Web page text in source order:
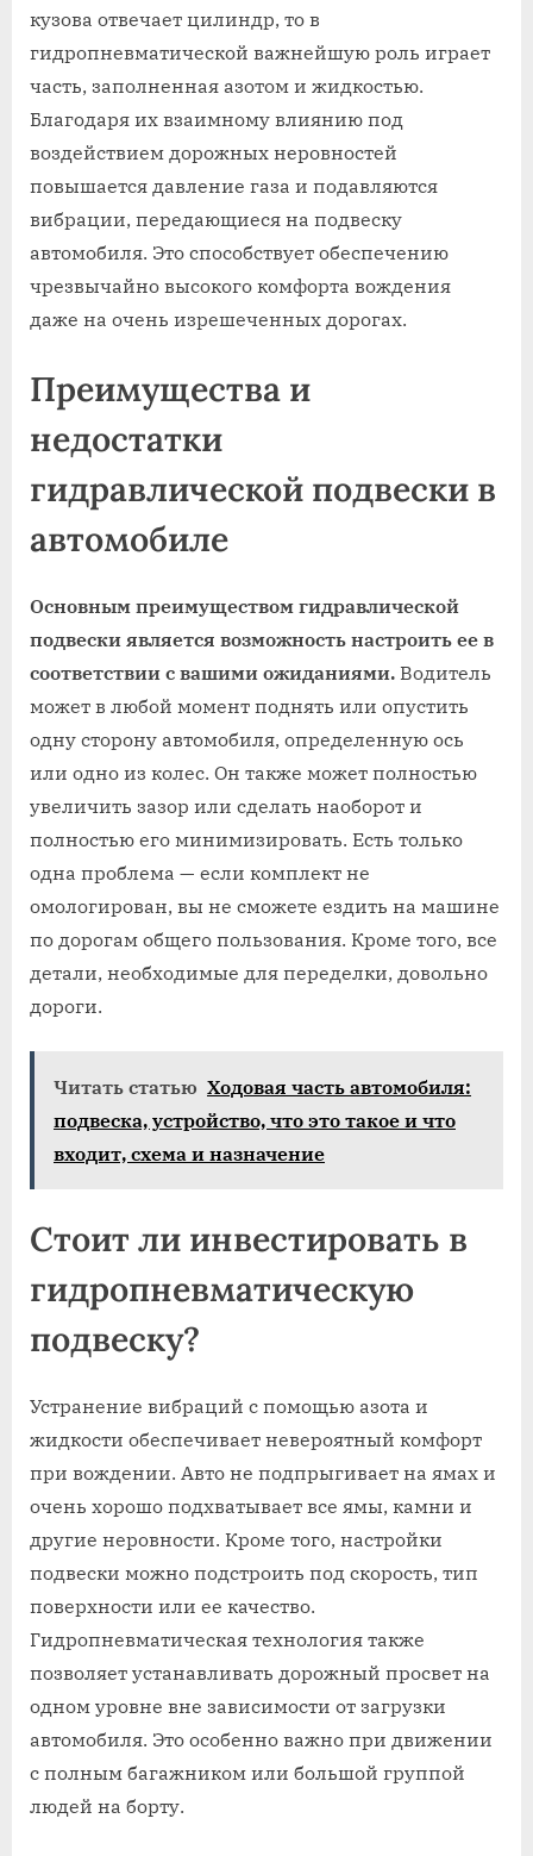
кузова отвечает цилиндр, то в
гидропневматической важнейшую роль играет
часть, заполненная азотом и жидкостью.
Благодаря их взаимному влиянию под
воздействием дорожных неровностей
повышается давление газа и подавляются
вибрации, передающиеся на подвеску
автомобиля. Это способствует обеспечению
чрезвычайно высокого комфорта вождения
даже на очень изрешеченных дорогах.
Преимущества и
недостатки
гидравлической подвески в
автомобиле
Основным преимуществом гидравлической
подвески является возможность настроить ее в
соответствии с вашими ожиданиями. Водитель
может в любой момент поднять или опустить
одну сторону автомобиля, определенную ось
или одно из колес. Он также может полностью
увеличить зазор или сделать наоборот и
полностью его минимизировать. Есть только
одна проблема — если комплект не
омологирован, вы не сможете ездить на машине
по дорогам общего пользования. Кроме того, все
детали, необходимые для переделки, довольно
дороги.
Читать статью Ходовая часть автомобиля:
подвеска, устройство, что это такое и что
входит, схема и назначение
Стоит ли инвестировать в
гидропневматическую
подвеску?
Устранение вибраций с помощью азота и
жидкости обеспечивает невероятный комфорт
при вождении. Авто не подпрыгивает на ямах и
очень хорошо подхватывает все ямы, камни и
другие неровности. Кроме того, настройки
подвески можно подстроить под скорость, тип
поверхности или ее качество.
Гидропневматическая технология также
позволяет устанавливать дорожный просвет на
одном уровне вне зависимости от загрузки
автомобиля. Это особенно важно при движении
с полным багажником или большой группой
людей на борту.